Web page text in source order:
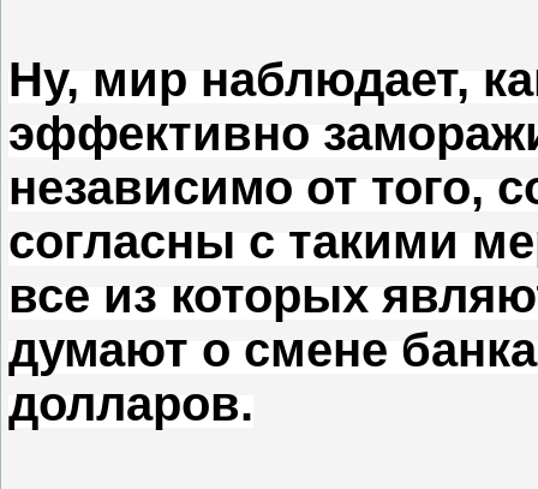
Ну, мир наблюдает,
эффективно
независимо от того,
согласны с такими
все из которых
думают о смене
долларов.